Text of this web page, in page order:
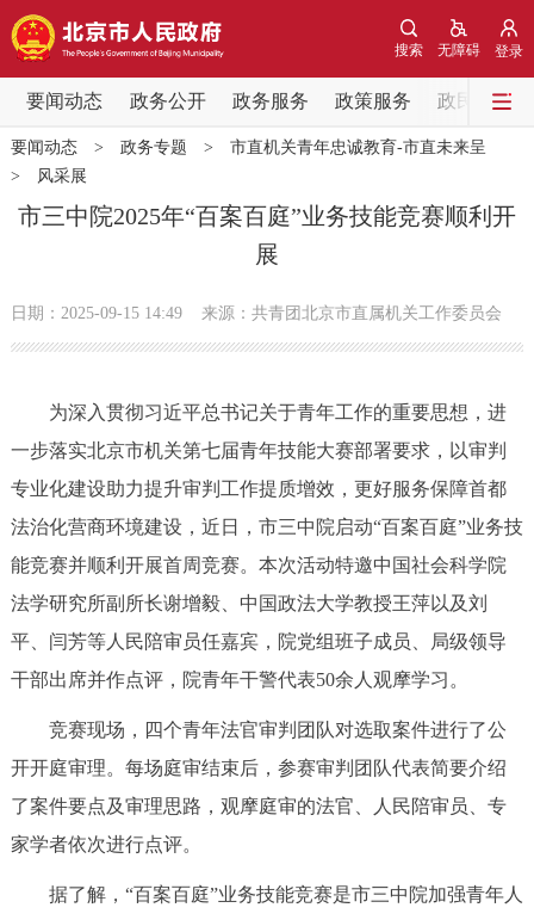
登录
无障碍
搜索
要闻动态 政务公开 政务服务 政策服务 政民互动
要闻动态
党中央精神 国务院信息 中央部委动态
北京要闻 会议信息 部门动态
市领导 机构职能 政策服务
政策兑现 政策解读 回应关切
决策公开 专题公开
个人服务 法人服务 部门服务
便民服务 利企服务 投资项目
政民互动
要闻动态> 政务专题 > 市直机关青年忠诚教育-市直未来呈
>
风采展
市三中院2025年“百案百庭”业务技能竞赛顺利开
展
日期：2025-09-15 14:49 来源：共青团北京市直属机关工作委员会
为深入贯彻习近平总书记关于青年工作的重要思想，进
一步落实北京市机关第七届青年技能大赛部署要求，以审判
专业化建设助力提升审判工作提质增效，更好服务保障首都
法治化营商环境建设，近日，市三中院启动“百案百庭”业务技
能竞赛并顺利开展首周竞赛。本次活动特邀中国社会科学院
法学研究所副所长谢增毅、中国政法大学教授王萍以及刘
平、闫芳等人民陪审员任嘉宾，院党组班子成员、局级领导
干部出席并作点评，院青年干警代表50余人观摩学习。
竞赛现场，四个青年法官审判团队对选取案件进行了公
开开庭审理。每场庭审结束后，参赛审判团队代表简要介绍
了案件要点及审理思路，观摩庭审的法官、人民陪审员、专
家学者依次进行点评。
据了解，“百案百庭”业务技能竞赛是市三中院加强青年人